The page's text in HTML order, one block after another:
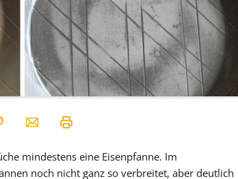
mindestens eine Eisenpfanne. Im
noch nicht ganz so verbreitet, aber deutlich